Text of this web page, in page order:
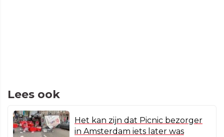
Lees ook
Het kan zijn dat Picnic bezorger
in Amsterdam iets later was